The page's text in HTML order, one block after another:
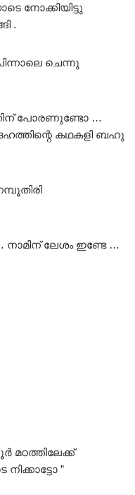
നോക്കിയിട്ടു
.
ചെന്നു
പോരണുണ്ടോ …
കഥകളി ബഹു
ലേശം ഇണ്ടേ …
മഠത്തിലേക്ക്
”